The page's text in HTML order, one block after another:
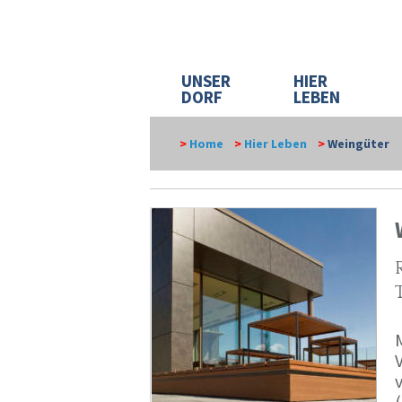
UNSER
DORF
HIER
LEBEN
> Home > Hier Leben >Weingüter